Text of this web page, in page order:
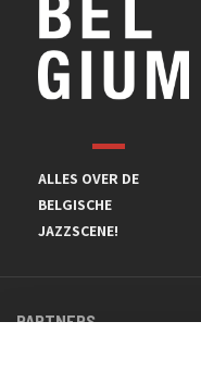
ALLES OVER DE
BELGISCHE
JAZZSCENE!
PARTNERS